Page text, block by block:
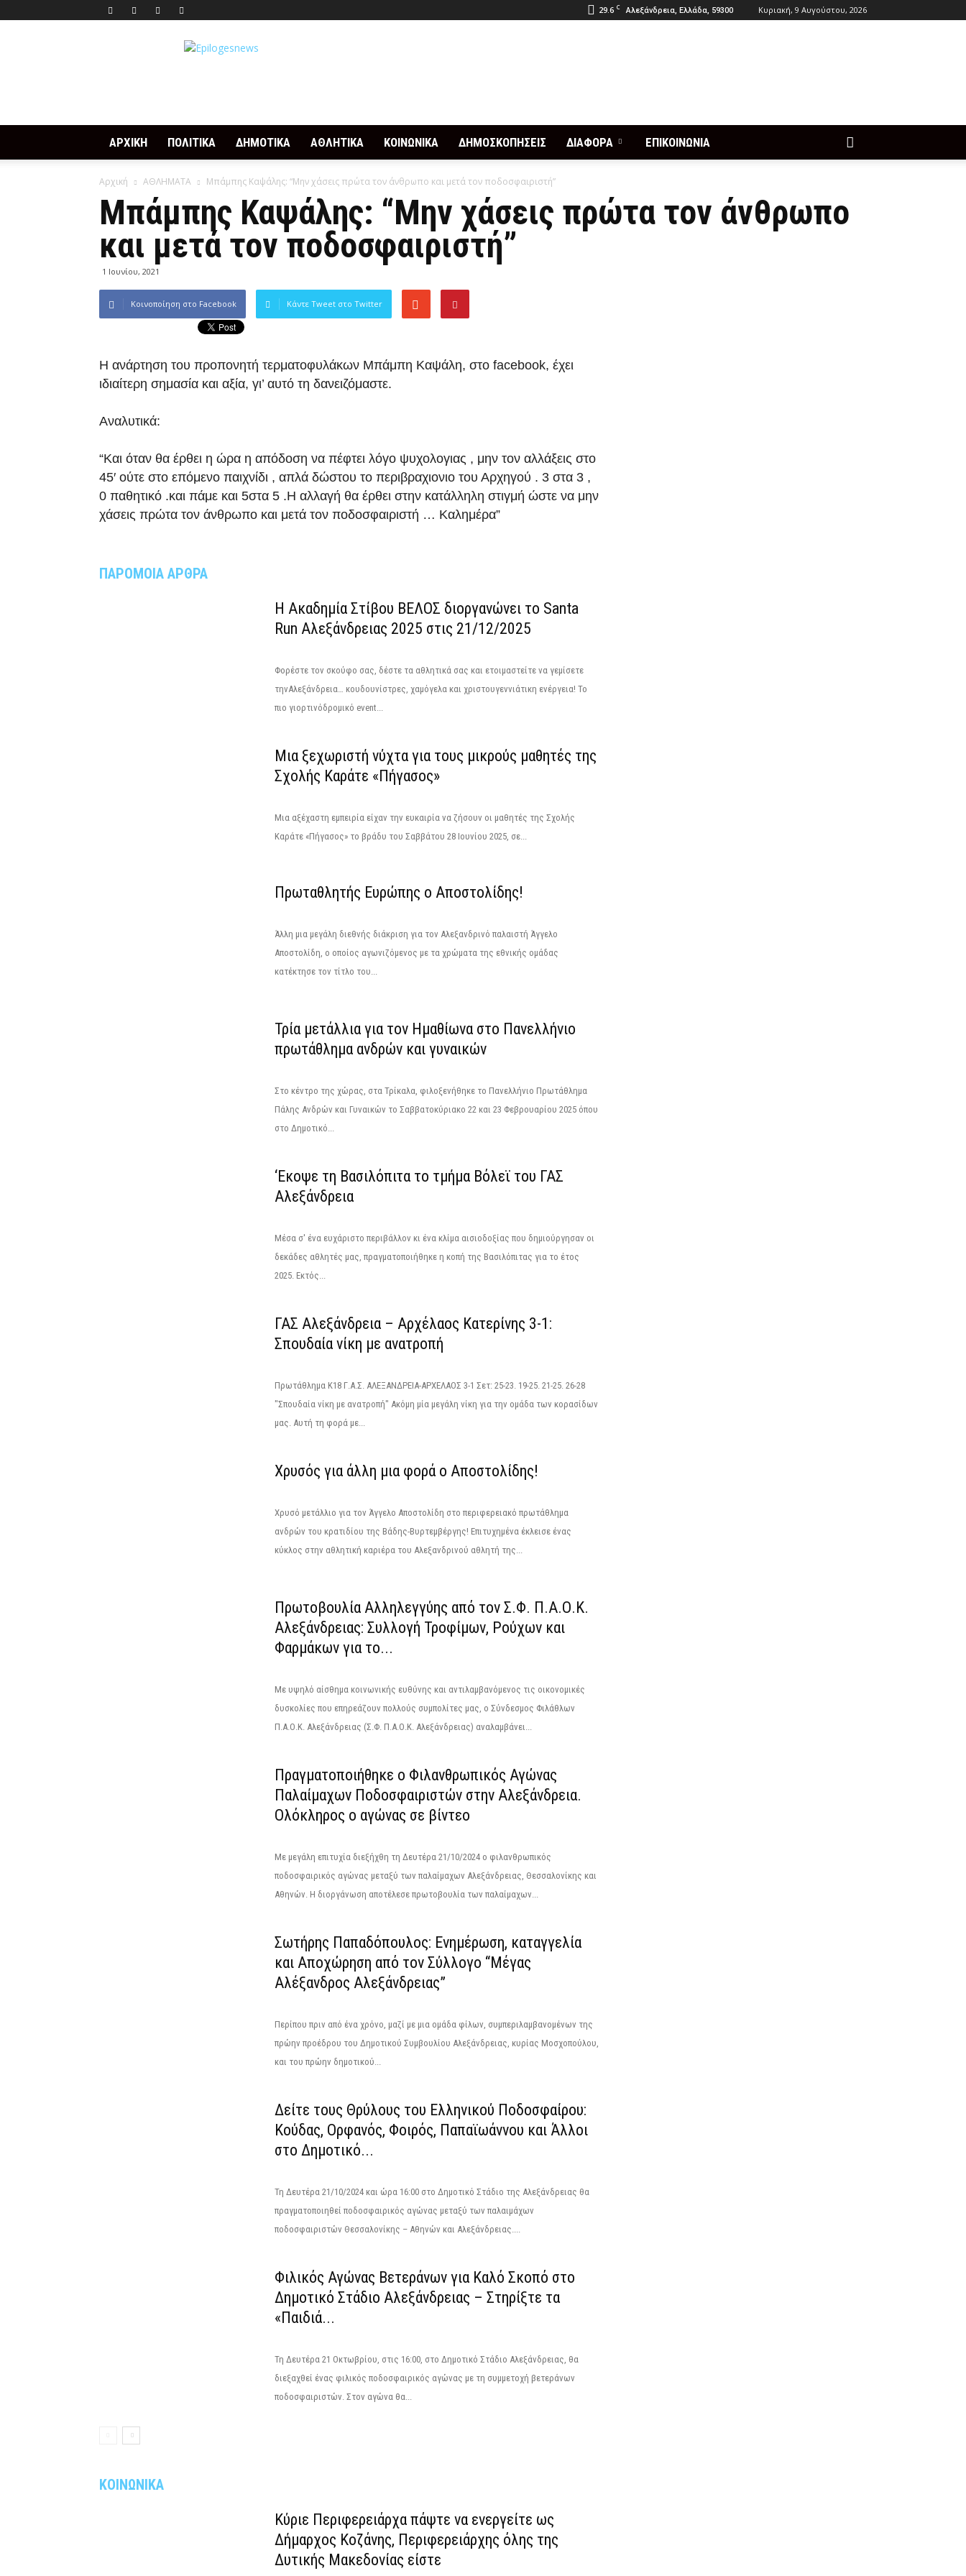
29.6 C Αλεξάνδρεια, Ελλάδα, 59300 Κυριακή, 9 Αυγούστου, 2026
Epilogesnews
ΑΡΧΙΚΗ ΠΟΛΙΤΙΚΑ ΔΗΜΟΤΙΚΑ ΑΘΛΗΤΙΚΑ ΚΟΙΝΩΝΙΚΑ ΔΗΜΟΣΚΟΠΗΣΕΙΣ ΔΙΑΦΟΡΑ ΕΠΙΚΟΙΝΩΝΙΑ
Αρχική ΑΘΛΗΜΑΤΑ Μπάμπης Καψάλης: “Μην χάσεις πρώτα τον άνθρωπο και μετά τον ποδοσφαιριστή”
Μπάμπης Καψάλης: “Μην χάσεις πρώτα τον άνθρωπο
και μετά τον ποδοσφαιριστή”
1 Ιουνίου, 2021
Κοινοποίηση στο Facebook Κάντε Tweet στο Twitter
Η ανάρτηση του προπονητή τερματοφυλάκων Μπάμπη Καψάλη, στο facebook, έχει
ιδιαίτερη σημασία και αξία, γι’ αυτό τη δανειζόμαστε.
Αναλυτικά:
“Και όταν θα έρθει η ώρα η απόδοση να πέφτει λόγο ψυχολογιας , μην τον αλλάξεις στο
45′ ούτε στο επόμενο παιχνίδι , απλά δώστου το περιβραχιονιο του Αρχηγού . 3 στα 3 ,
0 παθητικό .και πάμε και 5στα 5 .Η αλλαγή θα έρθει στην κατάλληλη στιγμή ώστε να μην
χάσεις πρώτα τον άνθρωπο και μετά τον ποδοσφαιριστή … Καλημέρα”
ΠΑΡΟΜΟΙΑ ΑΡΘΡΑ
Η Ακαδημία Στίβου ΒΕΛΟΣ διοργανώνει το Santa
Run Αλεξάνδρειας 2025 στις 21/12/2025
Φορέστε τον σκούφο σας, δέστε τα αθλητικά σας και ετοιμαστείτε να γεμίσετε
τηνΑλεξάνδρεια… κουδουνίστρες, χαμόγελα και χριστουγεννιάτικη ενέργεια! Το
πιο γιορτινόδρομικό event...
Μια ξεχωριστή νύχτα για τους μικρούς μαθητές της
Σχολής Καράτε «Πήγασος»
Μια αξέχαστη εμπειρία είχαν την ευκαιρία να ζήσουν οι μαθητές της Σχολής
Καράτε «Πήγασος» το βράδυ του Σαββάτου 28 Ιουνίου 2025, σε...
Πρωταθλητής Ευρώπης ο Αποστολίδης!
Άλλη μια μεγάλη διεθνής διάκριση για τον Αλεξανδρινό παλαιστή Άγγελο
Αποστολίδη, ο οποίος αγωνιζόμενος με τα χρώματα της εθνικής ομάδας
κατέκτησε τον τίτλο του...
Τρία μετάλλια για τον Ημαθίωνα στο Πανελλήνιο
πρωτάθλημα ανδρών και γυναικών
Στο κέντρο της χώρας, στα Τρίκαλα, φιλοξενήθηκε το Πανελλήνιο Πρωτάθλημα
Πάλης Ανδρών και Γυναικών το Σαββατοκύριακο 22 και 23 Φεβρουαρίου 2025 όπου
στο Δημοτικό...
‘Εκοψε τη Βασιλόπιτα το τμήμα Βόλεϊ του ΓΑΣ
Αλεξάνδρεια
Μέσα σ' ένα ευχάριστο περιβάλλον κι ένα κλίμα αισιοδοξίας που δημιούργησαν οι
δεκάδες αθλητές μας, πραγματοποιήθηκε η κοπή της Βασιλόπιτας για το έτος
2025. Εκτός...
ΓΑΣ Αλεξάνδρεια – Αρχέλαος Κατερίνης 3-1:
Σπουδαία νίκη με ανατροπή
Πρωτάθλημα Κ18 Γ.Α.Σ. ΑΛΕΞΑΝΔΡΕΙΑ-ΑΡΧΕΛΑΟΣ 3-1 Σετ: 25-23. 19-25. 21-25. 26-28
"Σπουδαία νίκη με ανατροπή" Ακόμη μία μεγάλη νίκη για την ομάδα των κορασίδων
μας. Αυτή τη φορά με...
Χρυσός για άλλη μια φορά ο Αποστολίδης!
Χρυσό μετάλλιο για τον Άγγελο Αποστολίδη στο περιφερειακό πρωτάθλημα
ανδρών του κρατιδίου της Βάδης-Βυρτεμβέργης! Επιτυχημένα έκλεισε ένας
κύκλος στην αθλητική καριέρα του Αλεξανδρινού αθλητή της...
Πρωτοβουλία Αλληλεγγύης από τον Σ.Φ. Π.Α.Ο.Κ.
Αλεξάνδρειας: Συλλογή Τροφίμων, Ρούχων και
Φαρμάκων για το...
Με υψηλό αίσθημα κοινωνικής ευθύνης και αντιλαμβανόμενος τις οικονομικές
δυσκολίες που επηρεάζουν πολλούς συμπολίτες μας, ο Σύνδεσμος Φιλάθλων
Π.Α.Ο.Κ. Αλεξάνδρειας (Σ.Φ. Π.Α.Ο.Κ. Αλεξάνδρειας) αναλαμβάνει...
Πραγματοποιήθηκε ο Φιλανθρωπικός Αγώνας
Παλαίμαχων Ποδοσφαιριστών στην Αλεξάνδρεια.
Ολόκληρος ο αγώνας σε βίντεο
Με μεγάλη επιτυχία διεξήχθη τη Δευτέρα 21/10/2024 ο φιλανθρωπικός
ποδοσφαιρικός αγώνας μεταξύ των παλαίμαχων Αλεξάνδρειας, Θεσσαλονίκης και
Αθηνών. Η διοργάνωση αποτέλεσε πρωτοβουλία των παλαίμαχων...
Σωτήρης Παπαδόπουλος: Ενημέρωση, καταγγελία
και Αποχώρηση από τον Σύλλογο “Μέγας
Αλέξανδρος Αλεξάνδρειας”
Περίπου πριν από ένα χρόνο, μαζί με μια ομάδα φίλων, συμπεριλαμβανομένων της
πρώην προέδρου του Δημοτικού Συμβουλίου Αλεξάνδρειας, κυρίας Μοσχοπούλου,
και του πρώην δημοτικού...
Δείτε τους Θρύλους του Ελληνικού Ποδοσφαίρου:
Κούδας, Ορφανός, Φοιρός, Παπαϊωάννου και Άλλοι
στο Δημοτικό...
Τη Δευτέρα 21/10/2024 και ώρα 16:00 στο Δημοτικό Στάδιο της Αλεξάνδρειας θα
πραγματοποιηθεί ποδοσφαιρικός αγώνας μεταξύ των παλαιμάχων
ποδοσφαιριστών Θεσσαλονίκης – Αθηνών και Αλεξάνδρειας....
Φιλικός Αγώνας Βετεράνων για Καλό Σκοπό στο
Δημοτικό Στάδιο Αλεξάνδρειας – Στηρίξτε τα
«Παιδιά...
Τη Δευτέρα 21 Οκτωβρίου, στις 16:00, στο Δημοτικό Στάδιο Αλεξάνδρειας, θα
διεξαχθεί ένας φιλικός ποδοσφαιρικός αγώνας με τη συμμετοχή βετεράνων
ποδοσφαιριστών. Στον αγώνα θα...
ΚΟΙΝΩΝΙΚΑ
Κύριε Περιφερειάρχα πάψτε να ενεργείτε ως
Δήμαρχος Κοζάνης, Περιφερειάρχης όλης της
Δυτικής Μακεδονίας είστε